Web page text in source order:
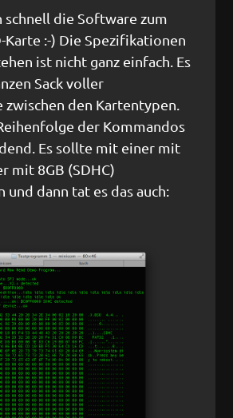
schnell die Software zum
Karte :-) Die Spezifikationen
ist nicht ganz einfach. Es
Sack voller
zwischen den Kartentypen.
der Kommandos
Es sollte mit einer mit
mit 8GB (SDHC)
dann tat es das auch: